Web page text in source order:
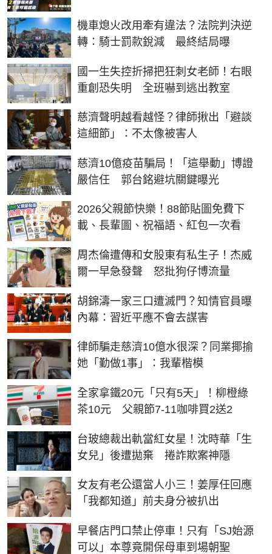
機車熄火改用牽有違法？法院判決逆
轉：騎士罰款銳減 最終結局曝
國一生失控折掃把狂刺女老師！右眼
重創恐失明 全班嚇到逃出教室
慈濟聲明越看越怪？律師揪出「避談
這細節」：不太像被害人
慈濟10億疫苗騙局！「這舉動」博證
嚴信任 郭台銘避坑關鍵曝光
2026父親節快樂！88節貼圖免費下
載、長輩圖、祝福語、紅包一次看
周杰倫遭傳和女股東有私生子！杰威
爾一早急發聲 怒批狗仔博流量
胡錦濤一家三口遭滅門？知情官員曝
內幕：習近平應不會去謀害
律師騙走慈濟10億水很深？同業揶揄
她「勤做1事」：我輩楷模
全家拿鐵20元「只有5天」！柳橙綠
茶10元 父親節7-11咖啡買2送2
台玻總裁出軌當紅女星！沈時華「生
女兒」後遭拋棄 捲詐欺案神隱
女友有老公還當人小三！姜厚任回應
「我都知道」前夫身分被扒出
早餐店門口禁止停車！只有「SJ始源
可以」本尊竟開保母車到場朝聖